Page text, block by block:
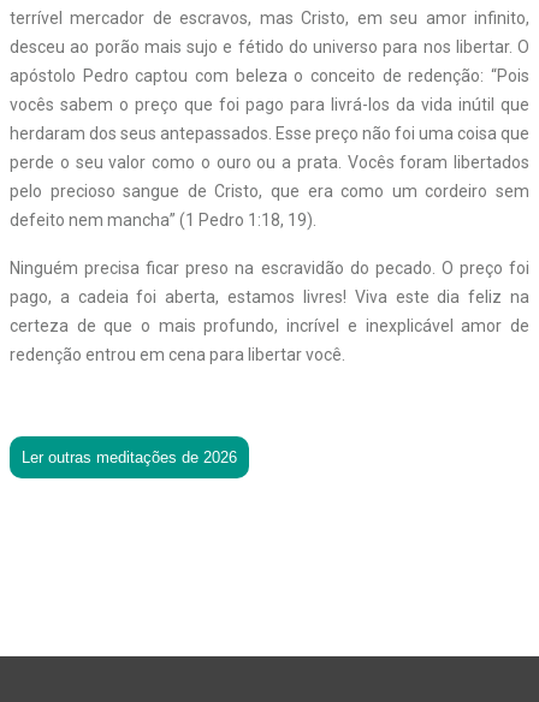
terrível mercador de escravos, mas Cristo, em seu amor infinito,
desceu ao porão mais sujo e fétido do universo para nos libertar. O
apóstolo Pedro captou com beleza o conceito de redenção: “Pois
vocês sabem o preço que foi pago para livrá-los da vida inútil que
herdaram dos seus antepassados. Esse preço não foi uma coisa que
perde o seu valor como o ouro ou a prata. Vocês foram libertados
pelo precioso sangue de Cristo, que era como um cordeiro sem
defeito nem mancha” (1 Pedro 1:18, 19).
Ninguém precisa ficar preso na escravidão do pecado. O preço foi
pago, a cadeia foi aberta, estamos livres! Viva este dia feliz na
certeza de que o mais profundo, incrível e inexplicável amor de
redenção entrou em cena para libertar você.
Ler outras meditações de 2026